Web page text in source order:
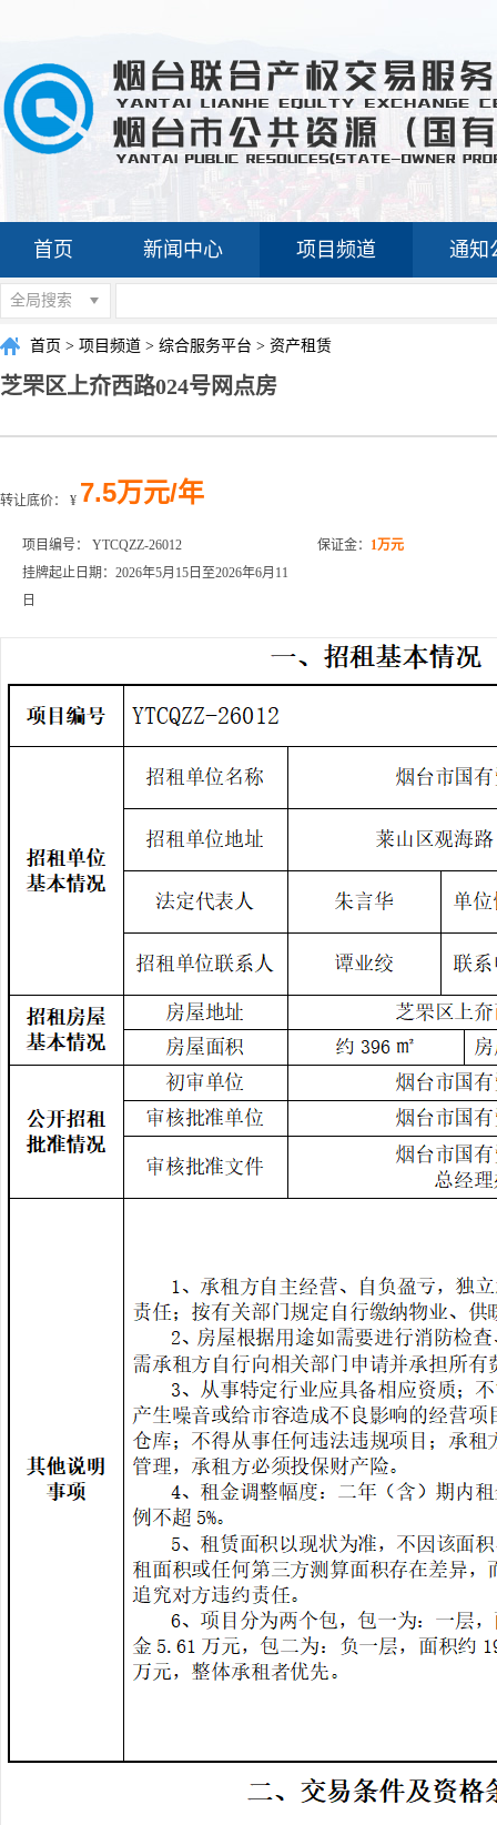
首页 新闻中心 项目频道 通知
全局搜索
首页 > 项目频道 > 综合服务平台 > 资产租赁
芝罘区上夼西路024号网点房
转让底价： ¥ 7.5万元/年
项目编号： YTCQZZ-26012 保证金： 1万元
挂牌起止日期：2026年5月15日至2026年6月11
日